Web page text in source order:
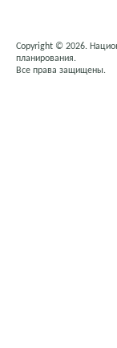
Copyright © 2026.
планирования.
Все права защищены.